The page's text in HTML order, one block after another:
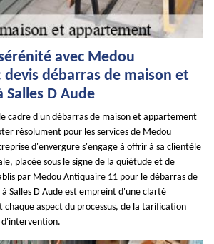
avec Medou
débarras de maison et
D Aude
cadre d'un débarras de maison et appartement
résolument pour les services de Medou
d'envergure s'engage à offrir à sa clientèle
placée sous le signe de la quiétude et de
par Medou Antiquaire 11 pour le débarras de
Salles D Aude est empreint d'une clarté
aspect du processus, de la tarification
d'intervention.